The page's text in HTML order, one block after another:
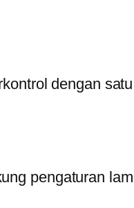
dengan
pengaturan